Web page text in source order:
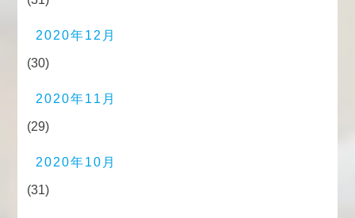
2020年12月
(30)
2020年11月
(29)
2020年10月
(31)